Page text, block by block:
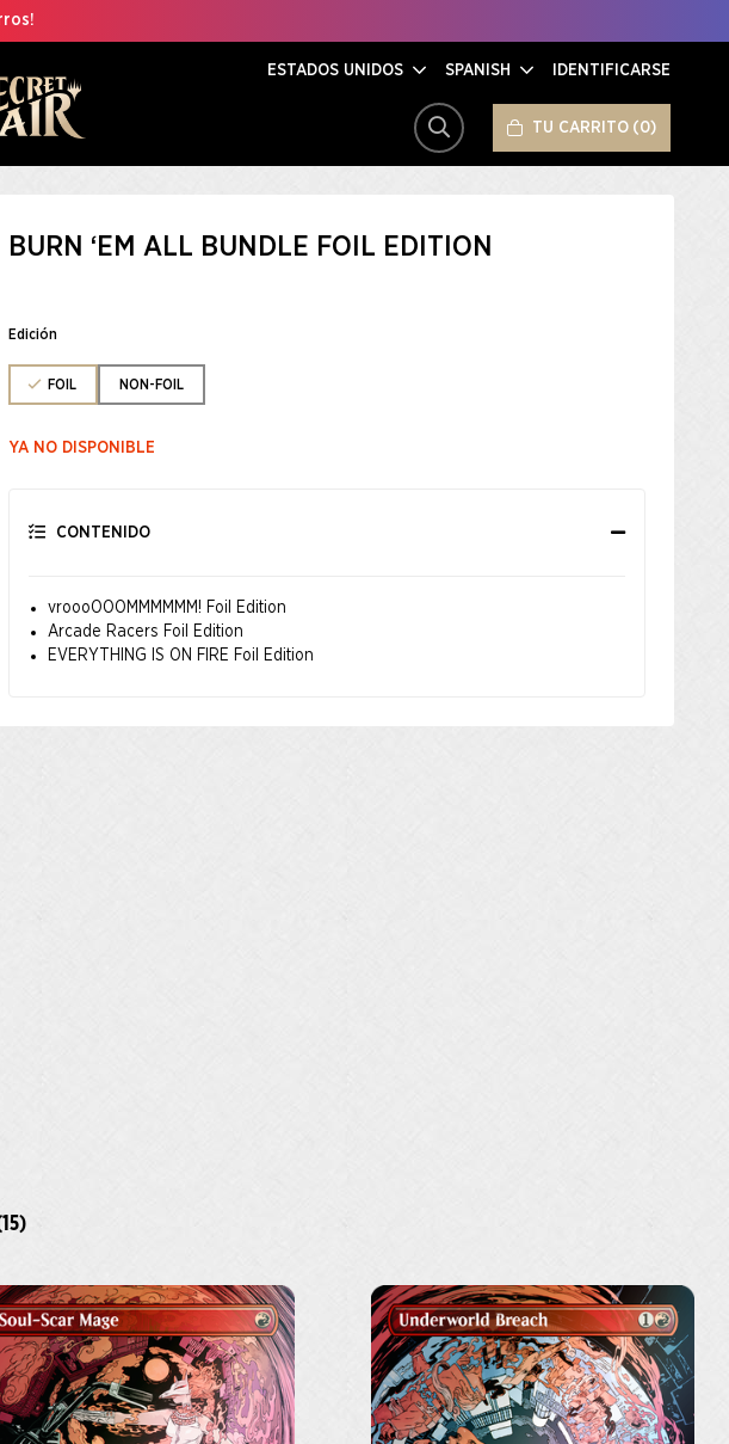
ESTADOS UNIDOS SPANISH IDENTIFICARSE
BUSCAR TU CARRITO 0
BURN ‘EM ALL BUNDLE FOIL EDITION
Edición
FOIL NON-FOIL
YA NO DISPONIBLE
CONTENIDO
vroooOOOMMMMMM! Foil Edition
Arcade Racers Foil Edition
EVERYTHING IS ON FIRE Foil Edition